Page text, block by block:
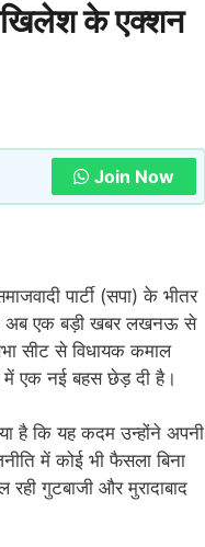
के एक्शन
Join Now
पार्टी (सपा) के भीतर
में अब एक बड़ी खबर लखनऊ से
सीट से विधायक कमाल
में एक नई बहस छेड़ दी है।
है कि यह कदम उन्होंने अपनी
में कोई भी फैसला बिना
गुटबाजी और मुरादाबाद